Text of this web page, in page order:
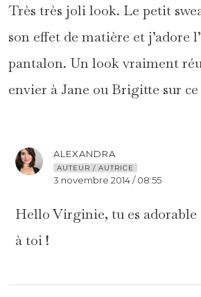
Très très joli look. Le petit
son effet de matière et j’adore
pantalon. Un look vraiment
envier à Jane ou Brigitte sur ce
ALEXANDRA
AUTEUR / AUTRICE
3 novembre 2014 / 08:55
Hello Virginie, tu es
à toi !